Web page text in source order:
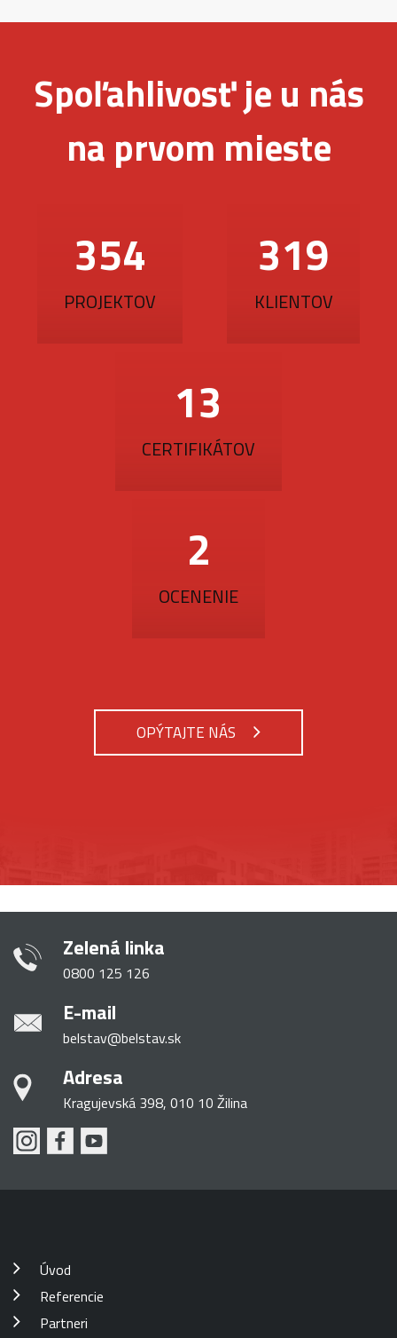
Spoľahlivosť je u nás
na prvom mieste
377
PROJEKTOV
340
KLIENTOV
14
CERTIFIKÁTOV
3
OCENENIE
OPÝTAJTE NÁS
Zelená linka
0800 125 126
E-mail
belstav@belstav.sk
Adresa
Kragujevská 398, 010 10 Žilina
Úvod
Referencie
Partneri